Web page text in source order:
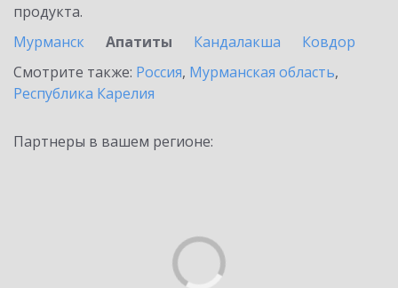
продукта.
Мурманск
Апатиты Кандалакша
Ковдор
Смотрите также: Россия, Мурманская область,
Республика Карелия
Партнеры в вашем регионе: